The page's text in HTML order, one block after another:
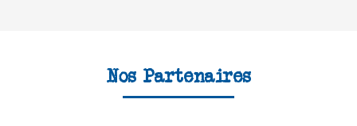
Nos Partenaires